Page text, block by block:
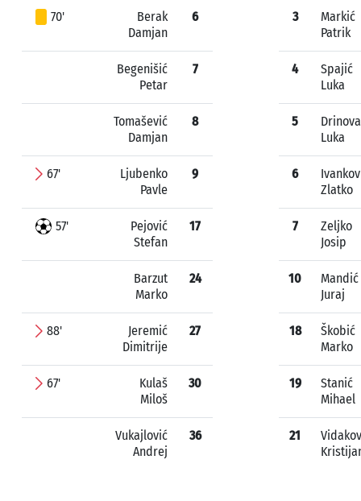
70'
Berak
Damjan
6
Begenišić
Petar
7
Tomašević
Damjan
8
67'
Ljubenko
Pavle
9
57'
Pejović
Stefan
17
Barzut
Marko
24
88'
Jeremić
Dimitrije
27
67'
Kulaš
Miloš
30
Vukajlović
Andrej
36
3
Markić
Patrik
4
Spajić
Luka
5
Luka
6
Zlatko
7
Zeljko
Josip
10
Mandić
Juraj
18
Škobić
Marko
19
Stanić
Mihael
21